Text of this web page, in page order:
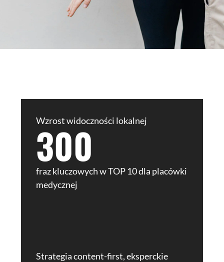
Wzrost widoczności lokalnej
300
fraz kluczowych w TOP 10 dla placówki
medycznej
Strategia content-first, eksperckie